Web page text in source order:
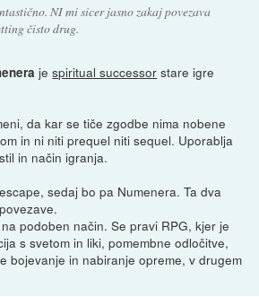
NI mi sicer jasno zakaj povezava
čisto drug.
jespiritual successor stare igre
da kar se tiče zgodbe nima nobene
in ni niti prequel niti sequel. Uporablja
in način igranja.
sedaj bo pa Numenera. Ta dva
podoben način. Se pravi RPG, kjer je
s svetom in liki, pomembne odločitve,
bojevanje in nabiranje opreme, v drugem